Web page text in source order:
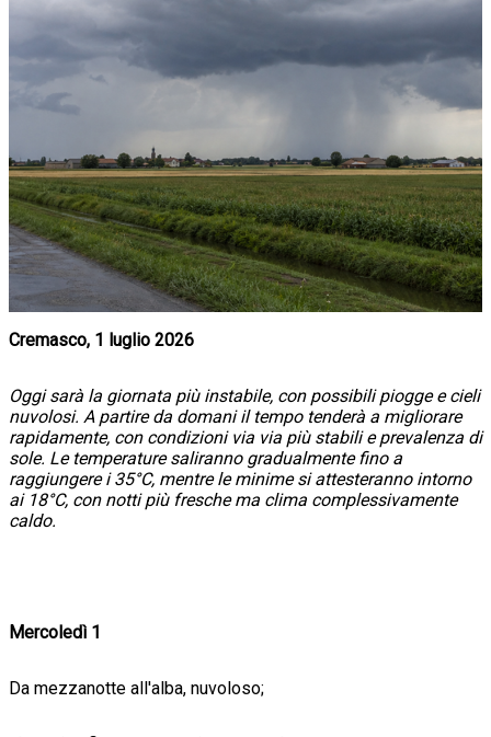
Cremasco, 1 luglio 2026
Oggi sarà la giornata più instabile, con possibili piogge e cieli
nuvolosi. A partire da domani il tempo tenderà a migliorare
rapidamente, con condizioni via via più stabili e prevalenza di
sole. Le temperature saliranno gradualmente fino a
raggiungere i 35°C, mentre le minime si attesteranno intorno
ai 18°C, con notti più fresche ma clima complessivamente
caldo.
Mercoledì 1
Da mezzanotte all'alba, nuvoloso;